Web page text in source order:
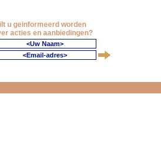
u geinformeerd worden
acties en aanbiedingen?